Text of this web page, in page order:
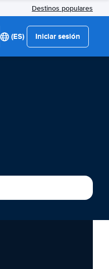
Destinos populares
(ES) Iniciar sesión